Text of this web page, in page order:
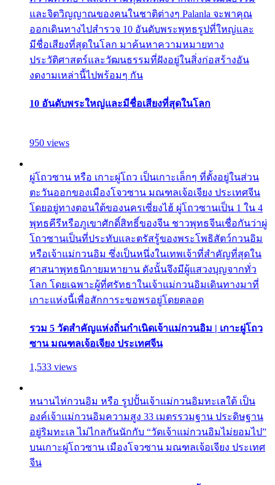
และจิตวิญญาณของคนในชาติต่างๆ Palanla จะพาคุณ
ออกเดินทางไปสำรวจ 10 อันดับพระพุทธรูปที่ใหญ่และ
มีชื่อเสียงที่สุดในโลก มาค้นหาความหมายทาง
ประวัติศาสตร์และวัฒนธรรมที่ฝังอยู่ในสิ่งก่อสร้างอัน
งดงามเหล่านี้ไปพร้อมๆ กัน
10 อันดับพระใหญ่และมีชื่อเสียงที่สุดในโลก
950 views
ผู่โถวซาน หรือ เกาะผู่โถว เป็นเกาะเล็กๆ ที่ตั้งอยู่ในส่วน
ตะวันออกของเมืองโจวซาน มณฑลเจ้อเจียง ประเทศจีน
โดยอยู่ทางตอนใต้ของนครเซี่ยงไฮ้ ผู่โถวซานเป็น 1 ใน 4
พุทธคีรีหรือภูเขาศักดิ์สิทธิ์ของจีน ชาวพุทธจีนเชื่อกันว่าผู่
โถวซานเป็นที่ประทับและตรัสรู้ของพระโพธิสัตว์กวนอิม
หรือเจ้าแม่กวนอิม ซึ่งเป็นหนึ่งในเทพเจ้าที่สำคัญที่สุดใน
ศาสนาพุทธนิกายมหายาน ดังนั้นจึงมีผู้แสวงบุญจากทั่ว
โลก โดยเฉพาะผู้ที่ศรัทธาในเจ้าแม่กวนอิมเดินทางมาที่
เกาะแห่งนี้เพื่อสักการะขอพรอยู่โดยตลอด
รวม 5 วัดสำคัญแห่งถิ่นกำเนิดเจ้าแม่กวนอิม | เกาะผู่โถว
ซาน มณฑลเจ้อเจียง ประเทศจีน
1,533 views
หนานไห่กวนอิม หรือ รูปปั้นเจ้าแม่กวนอิมทะเลใต้ เป็น
องค์เจ้าแม่กวนอิมความสูง 33 เมตรรวมฐาน ประดิษฐาน
อยู่ริมทะเล ไม่ไกลกันนักกับ “วัดเจ้าแม่กวนอิมไม่ยอมไป”
บนเกาะผู่โถวซาน เมืองโจวซาน มณฑลเจ้อเจียง ประเทศ
จีน